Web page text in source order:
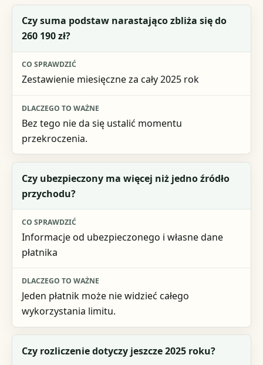
Pytanie kontrolne
Dlaczego to ważne
Czy suma podstaw narastająco zbliża się do
260 190 zł?
Zestawienie miesięczne za cały 2025 rok
Bez tego nie da się ustalić momentu
przekroczenia.
Czy ubezpieczony ma więcej niż jedno źródło
przychodu?
Informacje od ubezpieczonego i własne dane
płatnika
Jeden płatnik może nie widzieć całego
wykorzystania limitu.
Czy rozliczenie dotyczy jeszcze 2025 roku?